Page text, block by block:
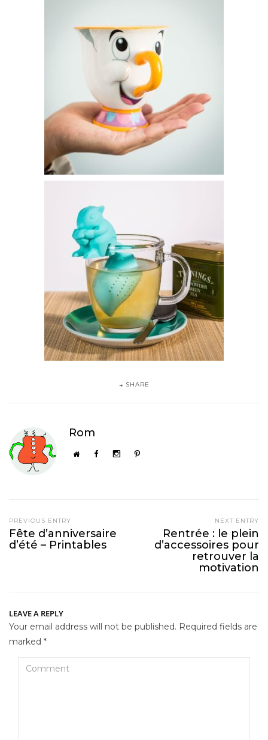
SHARE
Rom
PREVIOUS ENTRY
Fête d’anniversaire
d’été – Printables
NEXT ENTRY
Rentrée : le plein
d’accessoires pour
retrouver la
motivation
LEAVE A REPLY
Your email address will not be published. Required fields are
marked *
Comment